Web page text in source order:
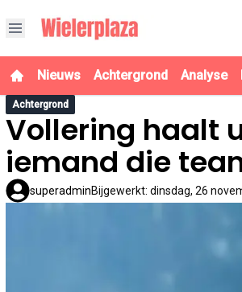
Nieuws Achtergrond Analyse
Achtergrond
Vollering haalt
iemand die
superadminBijgewerkt: dinsdag, 26